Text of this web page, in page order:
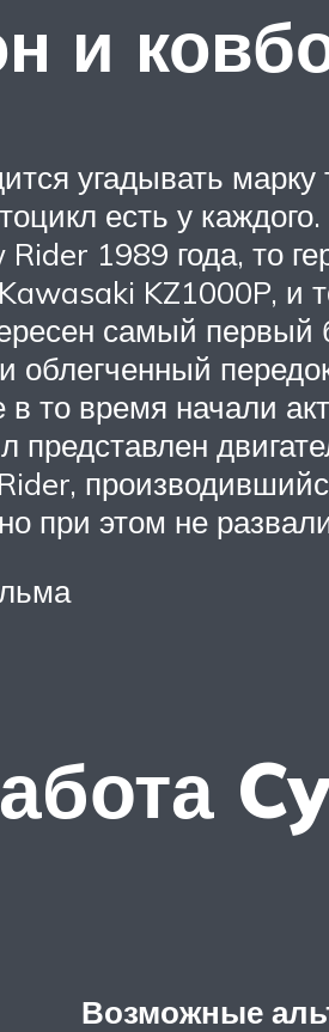
и
угадывать марку
есть у
1989 года, то
KZ1000P, и
самый первый
то время начали
представлен
при этом не
Возможные